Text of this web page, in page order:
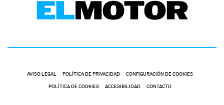
AVISO LEGAL POLÍTICA DE PRIVACIDAD CONFIGURACIÓN DE COOKIES
POLÍTICA DE COOKIES ACCESIBILIDAD CONTACTO